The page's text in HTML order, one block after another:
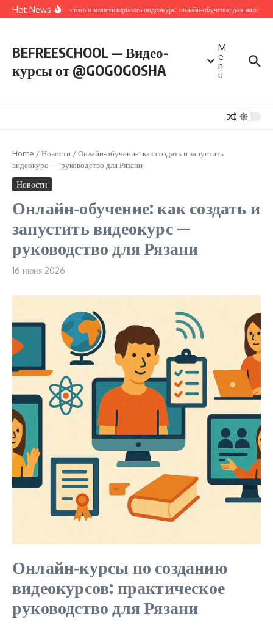
Перейти к содержанию
Hot NewsКак запустить и монетизировать видеокурс: онлайн‑обучение для жителей
BEFREESCHOOL — Видео-
курсы от @GOGOGOSHA
M
e
n
u
Home /Новости /Онлайн‑обучение: как создать и запустить
видеокурс — руководство для Рязани
Новости
Онлайн‑обучение: как создать и
запустить видеокурс —
руководство для Рязани
16 июня 2026
Онлайн‑курсы по созданию
видеокурсов: практическое
руководство для Рязани